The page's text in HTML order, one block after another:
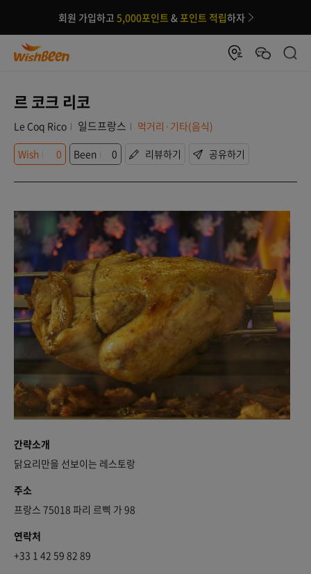
회원 가입하고 5,000포인트 &포인트 적립하자
르 코크 리코
Le Coq Rico 일드프랑스
먹거리·기타(음식)
Wish
0 Been 0 리뷰하기 공유하기
간략소개
닭요리만을 선보이는 레스토랑
주소
프랑스 75018 파리 르삑 가 98
연락처
+33 1 42 59 82 89